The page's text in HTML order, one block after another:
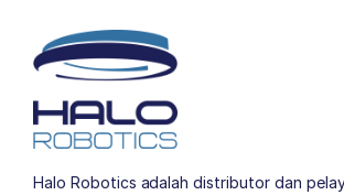
Halo Robotics adalah distributor dan